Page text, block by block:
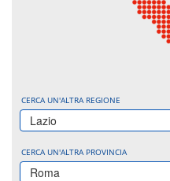
CERCA UN'ALTRA REGIONE
Lazio
CERCA UN'ALTRA PROVINCIA
Roma